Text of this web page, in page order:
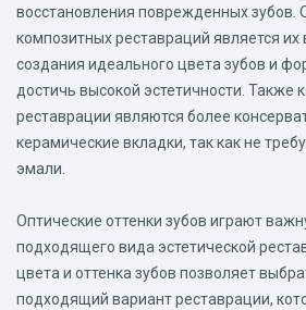
восстановления поврежденных зубов.
композитных реставраций является
создания идеального цвета зубов и
достичь высокой эстетичности. Также
реставрации являются более
керамические вкладки, так как не
эмали.
Оптические оттенки зубов играют
подходящего вида эстетической
цвета и оттенка зубов позволяет
подходящий вариант реставрации,